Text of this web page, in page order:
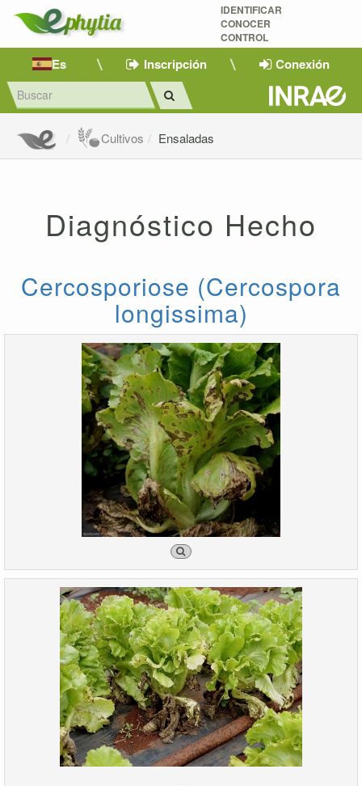
IDENTIFICAR
CONOCER
CONTROL
Es Inscripción Conexión
Cultivos Ensaladas
Diagnóstico Hecho
Cercosporiose (Cercospora
longissima)